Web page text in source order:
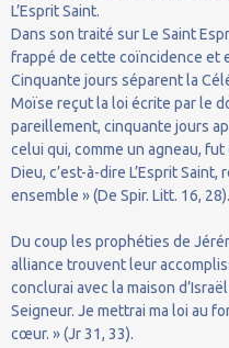
L’Esprit Saint.
Dans son traité sur Le Saint
frappé de cette coïncidence et
Cinquante jours séparent la
Moïse reçut la loi écrite par le
pareillement, cinquante jours
celui qui, comme un agneau,
Dieu, c’est-à-dire L’Esprit
ensemble » (De Spir. Litt. 16, 28).
Du coup les prophéties de
alliance trouvent leur
conclurai avec la maison
Seigneur. Je mettrai ma loi au
cœur. » (Jr 31, 33).